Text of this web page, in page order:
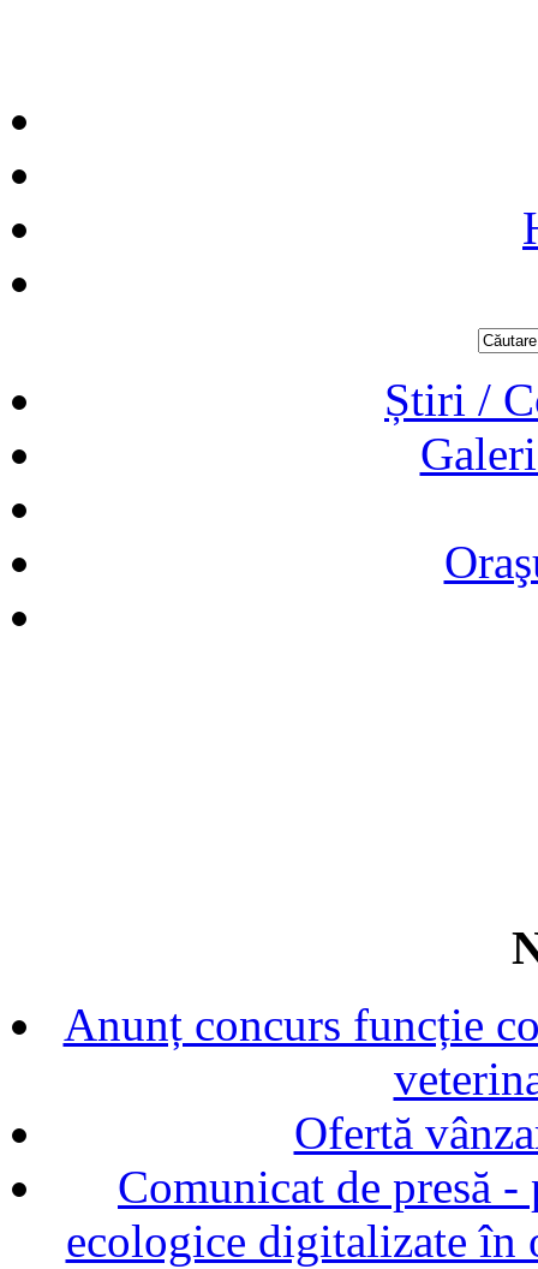
Știri /
Anunț concurs funcție
Ofertă
Comunicat de presă
ecologice digitalizate în